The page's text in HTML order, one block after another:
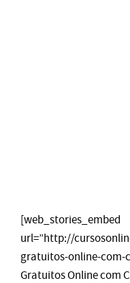
[web_stories_embed
url=”http://
gratuitos-online-com-
Gratuitos Online com